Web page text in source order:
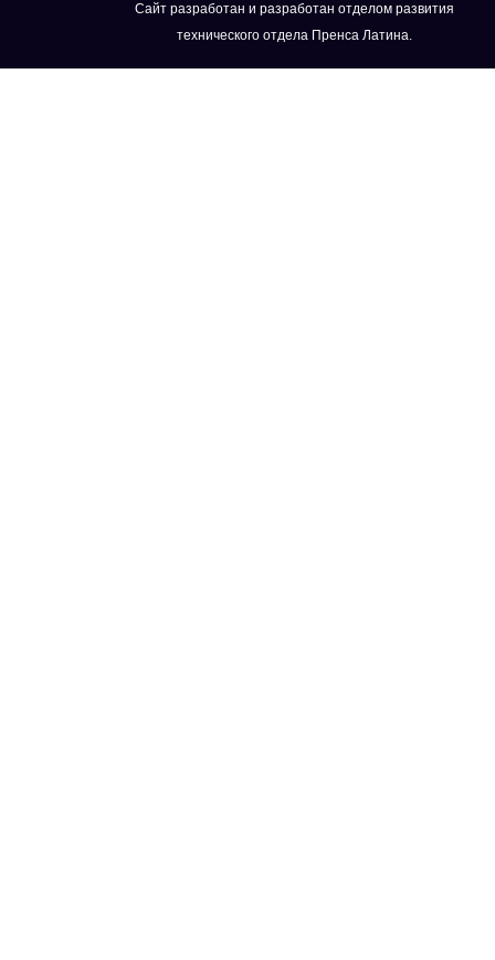
Сайт разработан и разработан отделом развития
технического отдела Пренса Латина.